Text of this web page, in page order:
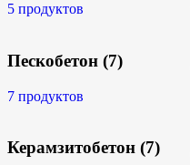
5 продуктов
Пескобетон (7)
7 продуктов
Керамзитобетон (7)